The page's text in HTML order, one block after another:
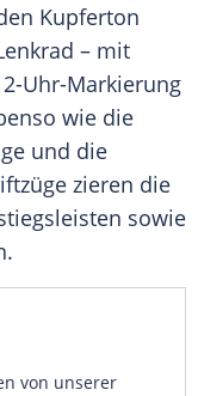
Kupferton
– mit
Uhr-Markierung
wie die
und die
zieren die
sowie
von unserer